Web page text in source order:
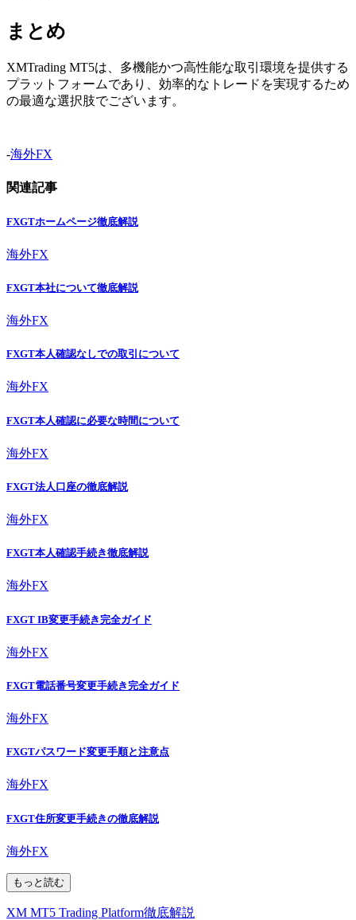
まとめ
XMTrading MT5は、多機能かつ高性能な取引環境を提供する
プラットフォームであり、効率的なトレードを実現するため
の最適な選択肢でございます。
-海外FX
関連記事
FXGTホームページ徹底解説
海外FX
FXGT本社について徹底解説
海外FX
FXGT本人確認なしでの取引について
海外FX
FXGT本人確認に必要な時間について
海外FX
FXGT法人口座の徹底解説
海外FX
FXGT本人確認手続き徹底解説
海外FX
FXGT IB変更手続き完全ガイド
海外FX
FXGT電話番号変更手続き完全ガイド
海外FX
FXGTパスワード変更手順と注意点
海外FX
FXGT住所変更手続きの徹底解説
海外FX
もっと読む
XM MT5 Trading Platform徹底解説